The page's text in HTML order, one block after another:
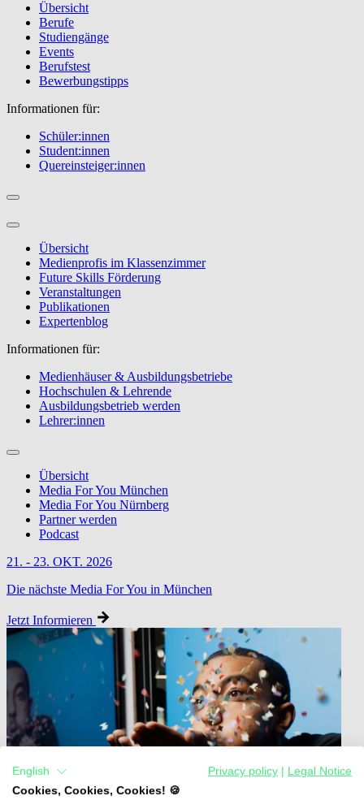
Übersicht
Berufe
Studiengänge
Events
Berufstest
Bewerbungstipps
Informationen für:
Schüler:innen
Student:innen
Quereinsteiger:innen
Übersicht
Medienprofis im Klassenzimmer
Future Skills Förderung
Veranstaltungen
Publikationen
Expertenblog
Informationen für:
Medienhäuser & Ausbildungsbetriebe
Hochschulen & Lehrende
Ausbildungsbetrieb werden
Lehrer:innen
Übersicht
Media For You München
Media For You Nürnberg
Partner werden
Podcast
21. - 23. OKT. 2026
Die nächste Media For You in München
Jetzt Informieren
English Privacy policy
Legal Notice
Cookies, Cookies, Cookies! 🍪